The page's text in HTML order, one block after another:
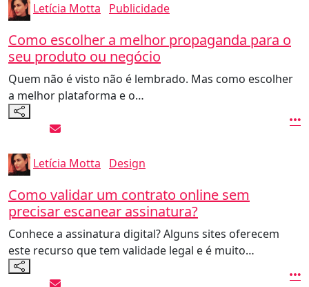
Letícia Motta Publicidade
Como escolher a melhor propaganda para o
seu produto ou negócio
Quem não é visto não é lembrado. Mas como escolher
a melhor plataforma e o…
Letícia Motta Design
Como validar um contrato online sem
precisar escanear assinatura?
Conhece a assinatura digital? Alguns sites oferecem
este recurso que tem validade legal e é muito…